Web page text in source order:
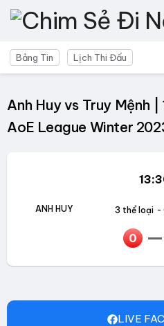
Bảng Tin Lịch Thi Đấu
Anh Huy vs Truy Mệnh
AoE League Winter
ANH HUY 3 thể loại -
0
LIVE